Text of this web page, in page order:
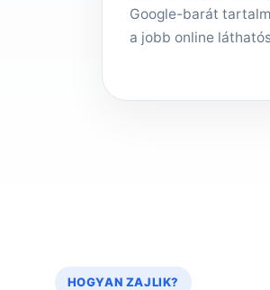
Google-barát
a jobb online
HOGYAN ZAJLIK?